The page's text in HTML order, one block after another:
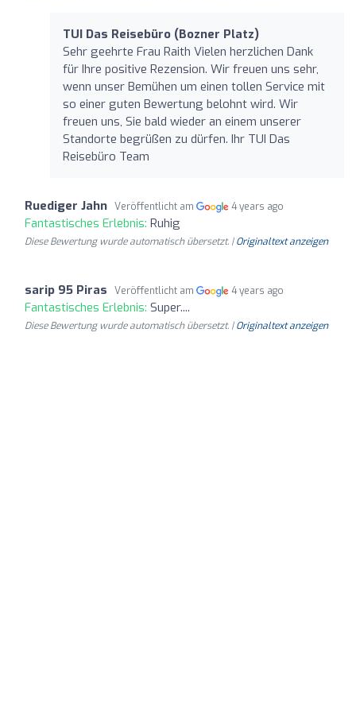
TUI Das Reisebüro (Bozner Platz)
Sehr geehrte Frau Raith Vielen herzlichen Dank
für Ihre positive Rezension. Wir freuen uns sehr,
wenn unser Bemühen um einen tollen Service mit
so einer guten Bewertung belohnt wird. Wir
freuen uns, Sie bald wieder an einem unserer
Standorte begrüßen zu dürfen. Ihr TUI Das
Reisebüro Team
Ruediger Jahn Veröffentlicht am 4 years ago
Fantastisches Erlebnis: Ruhig
Diese Bewertung wurde automatisch übersetzt. |Originaltext anzeigen
sarip 95 Piras Veröffentlicht am 4 years ago
Fantastisches Erlebnis: Super....
Diese Bewertung wurde automatisch übersetzt. |Originaltext anzeigen